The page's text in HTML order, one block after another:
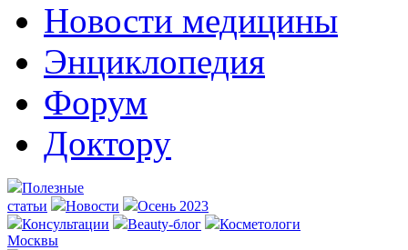
Новости медицины
Энциклопедия
Форум
Доктору
Полезные
статьи
Новости
Осень 2023
Консультации
Beauty-блог
Косметологи
Москвы